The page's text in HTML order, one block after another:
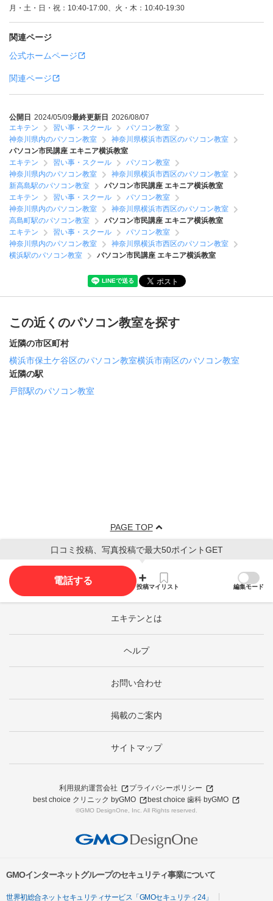
月・土・日・祝：10:40-17:00、火・木：10:40-19:30
関連ページ
公式ホームページ
関連ページ
公開日 2024/05/09最終更新日 2026/08/07
エキテン
習い事・スクール
パソコン教室
神奈川県内のパソコン教室
神奈川県横浜市西区のパソコン教室
パソコン市民講座 エキニア横浜教室
エキテン
習い事・スクール
パソコン教室
神奈川県内のパソコン教室
神奈川県横浜市西区のパソコン教室
新高島駅のパソコン教室
パソコン市民講座 エキニア横浜教室
エキテン
習い事・スクール
パソコン教室
神奈川県内のパソコン教室
神奈川県横浜市西区のパソコン教室
高島町駅のパソコン教室
パソコン市民講座 エキニア横浜教室
エキテン
習い事・スクール
パソコン教室
神奈川県内のパソコン教室
神奈川県横浜市西区のパソコン教室
横浜駅のパソコン教室
パソコン市民講座 エキニア横浜教室
この近くのパソコン教室を探す
近隣の市区町村
横浜市保土ケ谷区のパソコン教室横浜市南区のパソコン教室
近隣の駅
戸部駅のパソコン教室
PAGE TOP
口コミ投稿、写真投稿で最大50ポイントGET
電話する
投稿マイリスト 編集モード
エキテンとは
ヘルプ
お問い合わせ
掲載のご案内
サイトマップ
利用規約運営会社
プライバシーポリシー
best choice クリニック byGMO
best choice 歯科 byGMO
©GMO DesignOne, Inc. All Rights reserved.
GMOインターネットグループのセキュリティ事業について
世界初総合ネットセキュリティサービス「GMOセキュリティ24」